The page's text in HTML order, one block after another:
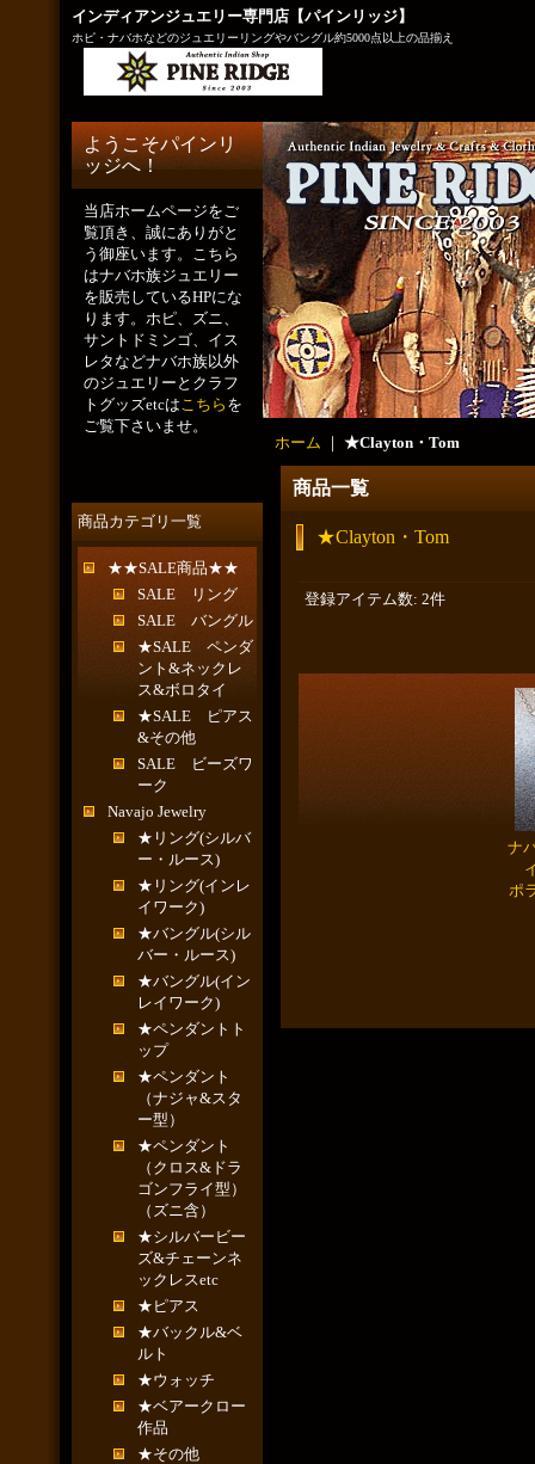
インディアンジュエリー専門店【パインリッジ】
ホピ・ナバホなどのジュエリーリングやバングル約5000点以上の品揃え
ようこそパインリ
ッジへ！
当店ホームページをご
覧頂き、誠にありがと
う御座います。こちら
はナバホ族ジュエリー
を販売しているHPにな
ります。ホピ、ズニ、
サントドミンゴ、イス
レタなどナバホ族以外
のジュエリーとクラフ
トグッズetcはこちら を
ご覧下さいませ。
商品カテゴリ一覧
★★SALE商品★★
SALE リング
SALE バングル
★SALE ペンダ
ント&ネックレ
ス&ボロタイ
★SALE ピアス
&その他
SALE ビーズワ
ーク
Navajo Jewelry
★リング(シルバ
ー・ルース)
★リング(インレ
イワーク)
★バングル(シル
バー・ルース)
★バングル(イン
レイワーク)
★ペンダントト
ップ
★ペンダント
（ナジャ&スタ
ー型）
★ペンダント
（クロス&ドラ
ゴンフライ型）
（ズニ含）
★シルバービー
ズ&チェーンネ
ックレスetc
★ピアス
★バックル&ベ
ルト
★ウォッチ
★ベアークロー
作品
★その他
ホーム ｜ ★Clayton・Tom
商品一覧
★Clayton・Tom
登録アイテム数: 2件
ナ
ポ